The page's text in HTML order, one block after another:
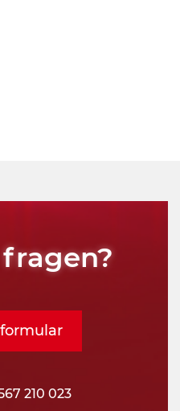
210 023